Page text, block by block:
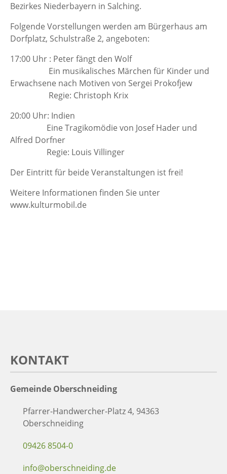
Bezirkes Niederbayern in Salching.
Folgende Vorstellungen werden am Bürgerhaus am
Dorfplatz, Schulstraße 2, angeboten:
17:00 Uhr : Peter fängt den Wolf
Ein musikalisches Märchen für Kinder und
Erwachsene nach Motiven von Sergei Prokofjew
Regie: Christoph Krix
20:00 Uhr: Indien
Eine Tragikomödie von Josef Hader und
Alfred Dorfner
Regie: Louis Villinger
Der Eintritt für beide Veranstaltungen ist frei!
Weitere Informationen finden Sie unter
www.kulturmobil.de
KONTAKT
Gemeinde Oberschneiding
Pfarrer-Handwercher-Platz 4, 94363
Oberschneiding
09426 8504-0
info@oberschneiding.de